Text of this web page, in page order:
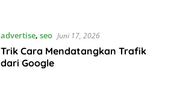
advertise, seo Juni 17, 2026
Trik Cara Mendatangkan Trafik
dari Google